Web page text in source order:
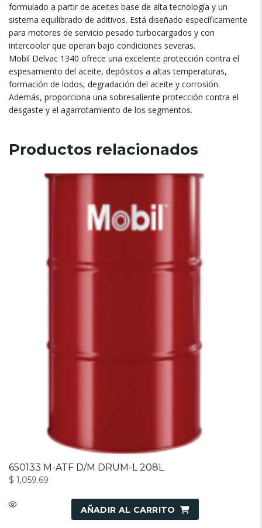
formulado a partir de aceites base de alta tecnología y un
sistema equilibrado de aditivos. Está diseñado específicamente
para motores de servicio pesado turbocargados y con
intercooler que operan bajo condiciones severas.
Mobil Delvac 1340 ofrece una excelente protección contra el
espesamiento del aceite, depósitos a altas temperaturas,
formación de lodos, degradación del aceite y corrosión.
Además, proporciona una sobresaliente protección contra el
desgaste y el agarrotamiento de los segmentos.
Productos relacionados
650133 M-ATF D/M DRUM-L 208L
$ 1,059.69
AÑADIR AL CARRITO